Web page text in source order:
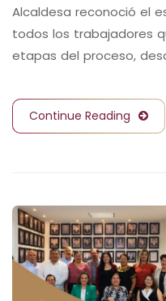
Alcaldesa reconoció el
todos los trabajadores
etapas del proceso,
Continue Reading